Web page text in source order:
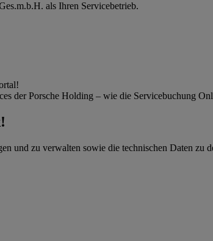
als Ihren Servicebetrieb.
der Porsche Holding – wie die Servicebuchung
und zu verwalten sowie die technischen Daten zu